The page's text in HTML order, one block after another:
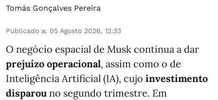
Tomás Gonçalves Pereira
Publicado a: 05 Agosto 2026, 12:33
O negócio espacial de Musk continua a dar
prejuízo operacional, assim como o de
Inteligência Artificial (IA), cujo investimento
disparou no segundo trimestre. Em